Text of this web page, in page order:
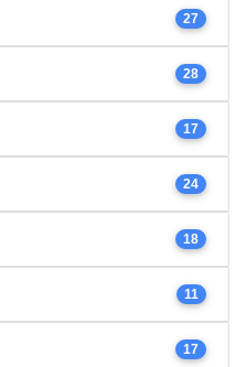
27
28
17
24
18
11
17